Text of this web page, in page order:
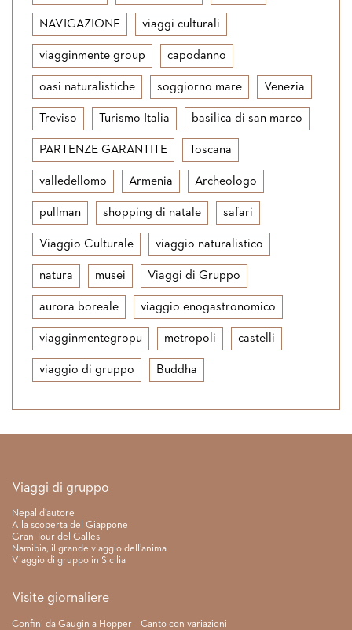
NAVIGAZIONE viaggi culturali
viagginmente group capodanno
oasi naturalistiche soggiorno mare Venezia
Treviso Turismo Italia basilica di san marco
PARTENZE GARANTITE Toscana
valledellomo Armenia Archeologo
pullman shopping di natale safari
Viaggio Culturale viaggio naturalistico
natura musei Viaggi di Gruppo
aurora boreale viaggio enogastronomico
viagginmentegropu metropoli castelli
viaggio di gruppo Buddha
Link rapidi
Viaggi di gruppo
Nepal d’autore
Alla scoperta del Giappone
Gran Tour del Galles
Namibia, il grande viaggio dell’anima
Viaggio di gruppo in Sicilia
Visite giornaliere
Confini da Gaugin a Hopper – Canto con variazioni